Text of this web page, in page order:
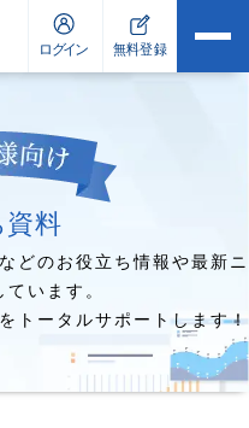
資料
どのお役立ち情報や最新ニ
います。
トータルサポートします！